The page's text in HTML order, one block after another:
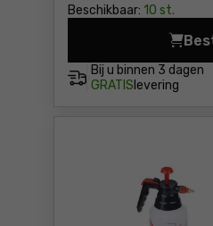
Beschikbaar: 10 st.
Bij u binnen 3 dagen
GRATIS levering